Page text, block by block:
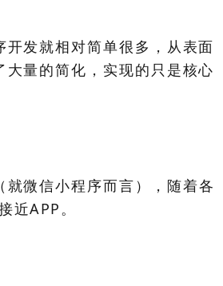
发就相对简单很多，从表面
量的简化，实现的只是核心
微信小程序而言）， 随着各
近APP。